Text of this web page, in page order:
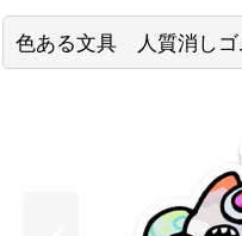
色ある文具 人質消しゴ